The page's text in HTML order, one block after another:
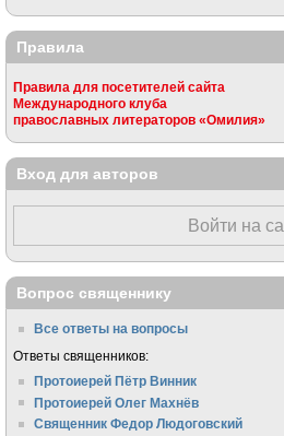
Правила
Правила для посетителей сайта
Международного клуба
православных литераторов «Омилия»
Вход для авторов
Войти на
Вопрос священнику
Все ответы на вопросы
Ответы священников:
Протоиерей Пётр Винник
Протоиерей Олег Махнёв
Священник Федор Людоговский